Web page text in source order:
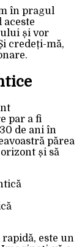
în pragul
aceste
și vor
credeți-mă,
par a fi
de ani în
părea
și să
este un